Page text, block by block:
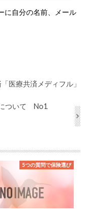
に自分の名前、メール
医療共済メディフル」
ついて No1
5つの質問で保険選び